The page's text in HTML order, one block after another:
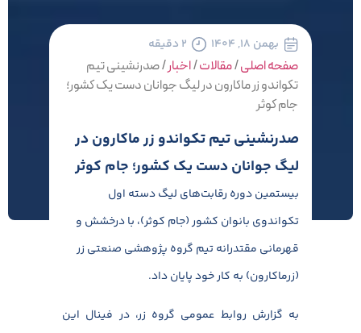
بهمن ۱۸, ۱۴۰۴ ۲ دقیقه
صفحه اصلی/مقالات/اخبار/صدرنشینی تیم
تکواندو زر ماکارون در لیگ جوانان دست یک کشور؛
جام کوثر
صدرنشینی تیم تکواندو زر ماکارون در
لیگ جوانان دست یک کشور؛ جام کوثر
بیستمین دوره رقابت‌های لیگ دسته اول
تکواندوی بانوان کشور (جام کوثر)، با درخشش و
قهرمانی مقتدرانه تیم گروه پژوهشی صنعتی زر
(زرماکارون) به کار خود پایان داد.
به گزارش روابط عمومی گروه زر، در فینال این